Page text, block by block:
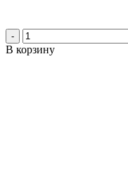
-
В корзину